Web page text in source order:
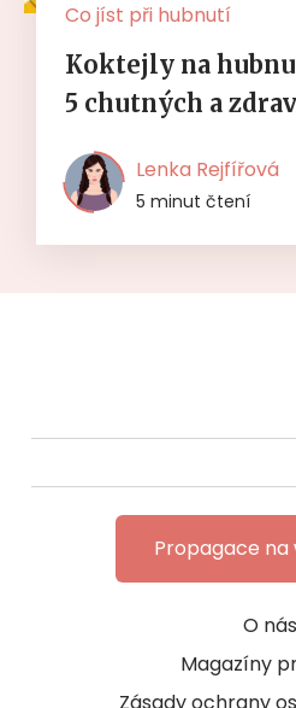
Co jíst při hubnutí
Koktejly na
5 chutných a
Lenka Rejfířová
5 minut čtení
O nás
Magazíny
Propagace na